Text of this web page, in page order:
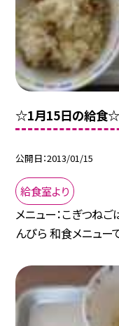
☆1月15日の給食☆
公開日 2013/01/15
給食室より
メニュー：こぎつね
んぴら 和食メニュー